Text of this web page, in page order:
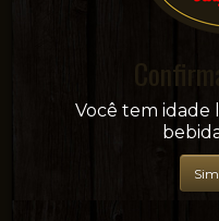
Sua
Você tem idade
Sim